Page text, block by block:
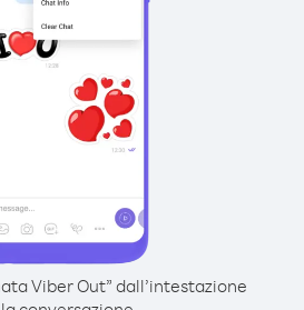
Viber Out” dall’intestazione